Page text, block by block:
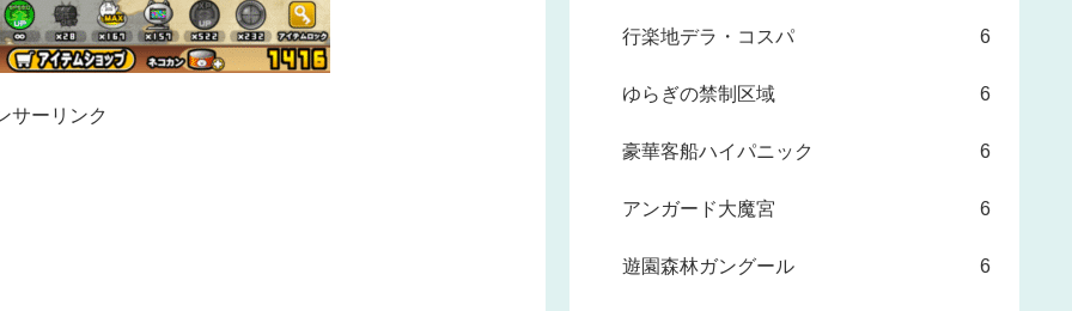
サーリンク
行楽地デラ・コスパ 6
ゆらぎの禁制区域 6
豪華客船ハイパニック 6
アンガード大魔宮 6
遊園森林ガングール 6